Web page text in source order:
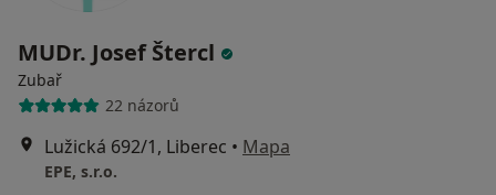
MUDr. Josef Štercl
Zubař
22 názorů
Lužická 692/1, Liberec • Mapa
EPE, s.r.o.